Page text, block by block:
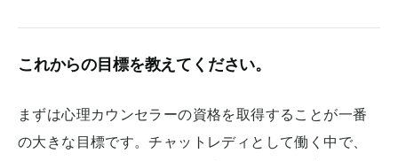
これからの目標を教えてください。
まずは心理カウンセラーの資格を取得することが一番
の大きな目標です。チャットレディとして働く中で、